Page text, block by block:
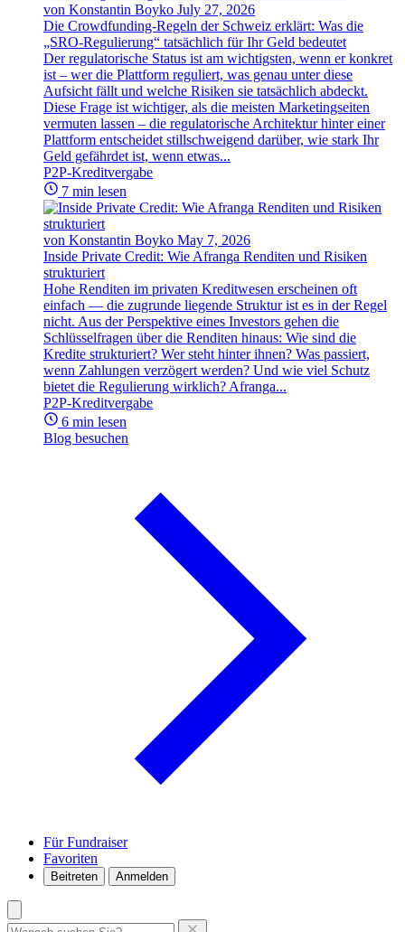
von Konstantin Boyko July 27, 2026
Die Crowdfunding-Regeln der Schweiz erklärt: Was die
„SRO-Regulierung“ tatsächlich für Ihr Geld bedeutet
Der regulatorische Status ist am wichtigsten, wenn er konkret
ist – wer die Plattform reguliert, was genau unter diese
Aufsicht fällt und welche Risiken sie tatsächlich abdeckt.
Diese Frage ist wichtiger, als die meisten Marketingseiten
vermuten lassen – die regulatorische Architektur hinter einer
Plattform entscheidet stillschweigend darüber, wie stark Ihr
Geld gefährdet ist, wenn etwas...
P2P-Kreditvergabe
7 min lesen
von Konstantin Boyko May 7, 2026
Inside Private Credit: Wie Afranga Renditen und Risiken
strukturiert
Hohe Renditen im privaten Kreditwesen erscheinen oft
einfach — die zugrunde liegende Struktur ist es in der Regel
nicht. Aus der Perspektive eines Investors gehen die
Schlüsselfragen über die Renditen hinaus: Wie sind die
Kredite strukturiert? Wer steht hinter ihnen? Was passiert,
wenn Zahlungen verzögert werden? Und wie viel Schutz
bietet die Regulierung wirklich? Afranga...
P2P-Kreditvergabe
6 min lesen
Blog besuchen
Für Fundraiser
Favoriten
Beitreten Anmelden